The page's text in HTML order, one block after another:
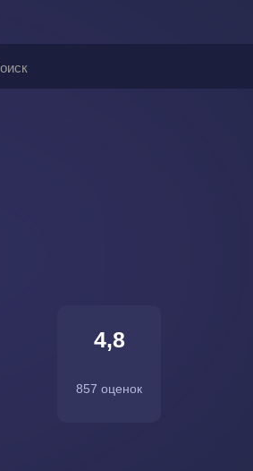
4,8
857 оценок